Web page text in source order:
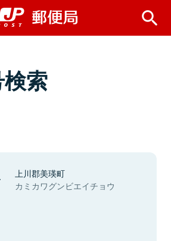
索
上川郡美瑛町
カミカワグンビエイチョウ